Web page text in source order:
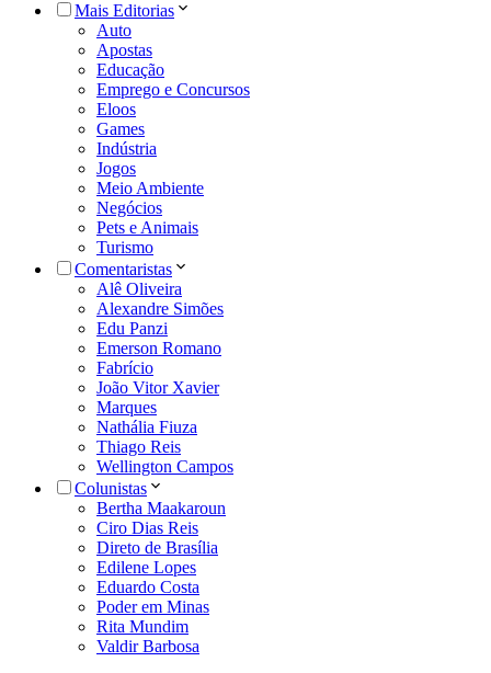
Mais Editorias
Auto
Apostas
Educação
Emprego e Concursos
Eloos
Games
Indústria
Jogos
Meio Ambiente
Negócios
Pets e Animais
Turismo
Comentaristas
Alê Oliveira
Alexandre Simões
Edu Panzi
Emerson Romano
Fabrício
João Vitor Xavier
Marques
Nathália Fiuza
Thiago Reis
Wellington Campos
Colunistas
Bertha Maakaroun
Ciro Dias Reis
Direto de Brasília
Edilene Lopes
Eduardo Costa
Poder em Minas
Rita Mundim
Valdir Barbosa